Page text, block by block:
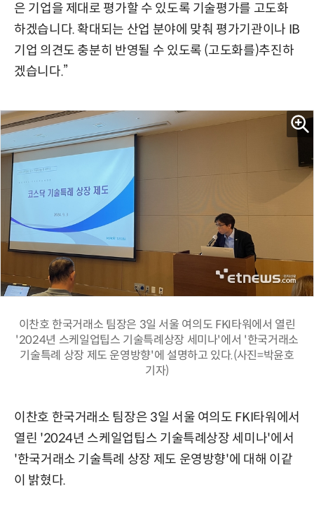
은 기업을 제대로 평가할 수 있도록 기술평가를 고도화
하겠습니다. 확대되는 산업 분야에 맞춰 평가기관이나 IB
기업 의견도 충분히 반영될 수 있도록 (고도화를)추진하
겠습니다.”
이찬호 한국거래소 팀장은 3일 서울 여의도 FKI타워에서 열린
'2024년 스케일업팁스 기술특례상장 세미나'에서 '한국거래소
기술특례 상장 제도 운영방향'에 설명하고 있다.(사진=박윤호
기자)
이찬호 한국거래소 팀장은 3일 서울 여의도 FKI타워에서
열린 '2024년 스케일업팁스 기술특례상장 세미나'에서
'한국거래소 기술특례 상장 제도 운영방향'에 대해 이같
이 밝혔다.